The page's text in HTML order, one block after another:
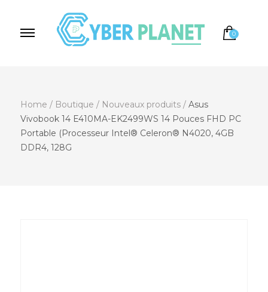
0
Home / Boutique / Nouveaux produits / Asus
Vivobook 14 E410MA-EK2499WS 14 Pouces FHD PC
Portable (Processeur Intel® Celeron® N4020, 4GB
DDR4, 128G